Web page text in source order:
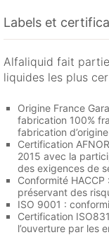
Labels et
Alfaliquid fait
liquides les plus
Origine France
fabrication 100%
fabrication
Certification
2015 avec la
des exigences de
Conformité
préservant des
ISO 9001 :
Certification
l’ouverture par les